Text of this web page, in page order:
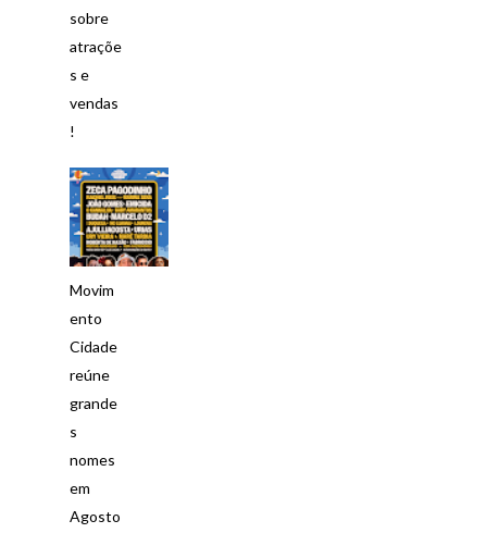
sobre
atraçõe
s e
vendas
!
Movim
ento
Cidade
reúne
grande
s
nomes
em
Agosto